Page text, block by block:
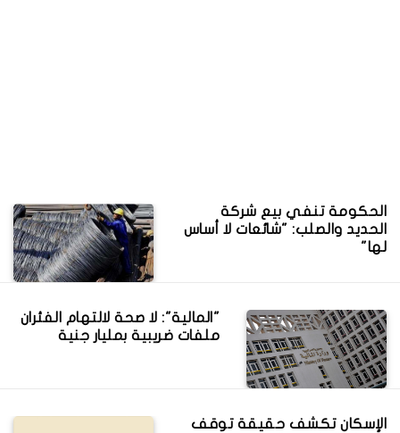
الحكومة تنفي بيع شركة
الحديد والصلب: "شائعات لا أساس
لها"
"المالية": لا صحة لالتهام الفئران
ملفات ضريبية بمليار جنية
الإسكان تكشف حقيقة توقف